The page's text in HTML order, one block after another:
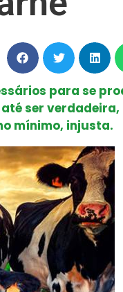
para se
ser verdadeira,
mínimo, injusta.